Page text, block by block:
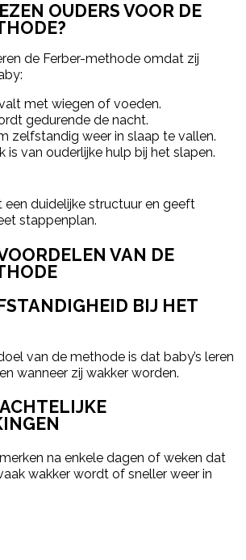
OUDERS VOOR DE
de Ferber-methode omdat zij
met wiegen of voeden.
gedurende de nacht.
zelfstandig weer in slaap te vallen.
is van ouderlijke hulp bij het slapen.
duidelijke structuur en geeft
stappenplan.
VAN DE
BIJ HET
van de methode is dat baby’s leren
wanneer zij wakker worden.
na enkele dagen of weken dat
wakker wordt of sneller weer in